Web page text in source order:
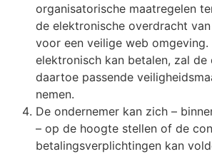
organisatorische maatregelen
de elektronische overdracht
voor een veilige web omgeving.
elektronisch kan betalen, zal de
daartoe passende
nemen.
De ondernemer kan zich –
– op de hoogte stellen of de
betalingsverplichtingen kan